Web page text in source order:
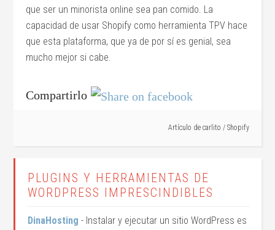
que ser un minorista online sea pan comido. La
capacidad de usar Shopify como herramienta TPV hace
que esta plataforma, que ya de por sí es genial, sea
mucho mejor si cabe.
Compartirlo
Artículo de carlito / Shopify
PLUGINS Y HERRAMIENTAS DE
WORDPRESS IMPRESCINDIBLES
DinaHosting - Instalar y ejecutar un sitio WordPress es